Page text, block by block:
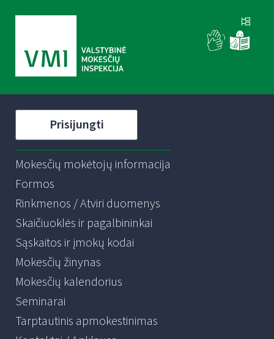
Prisijungti
Mokesčių mokėtojų informacija
Formos
Rinkmenos / Atviri duomenys
Skaičiuoklės ir pagalbininkai
Sąskaitos ir įmokų kodai
Mokesčių žinynas
Mokesčių kalendorius
Seminarai
Tarptautinis apmokestinimas